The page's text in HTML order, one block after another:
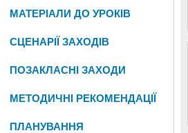
МАТЕРІАЛИ ДО УРОКІВ
СЦЕНАРІЇ ЗАХОДІВ
ПОЗАКЛАСНІ ЗАХОДИ
МЕТОДИЧНІ РЕКОМЕНДАЦІЇ
ПЛАНУВАННЯ